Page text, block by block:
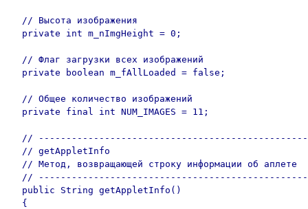
  // Высота изображения
  private int m_nImgHeight = 0;
  // Флаг загрузки всех изображений
  private boolean m_fAllLoaded = false;
  // Общее количество изображений
  private final int NUM_IMAGES = 11;
//
  // getAppletInfo
  // Метод, возвращающей строку информации об аплете
//
  public String getAppletInfo()
  {